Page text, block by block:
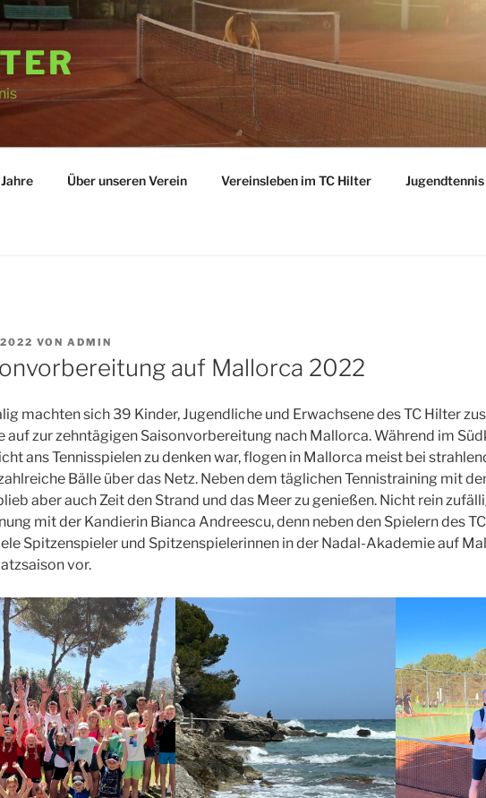
Über unseren Verein Vereinsleben im TC Hilter
VON ADMIN
auf Mallorca 2022
machten sich 39 Kinder, Jugendliche und Erwachsene des TC Hilter
auf zur zehntägigen Saisonvorbereitung nach Mallorca. Während im
ans Tennisspielen zu denken war, flogen in Mallorca meist bei
Bälle über das Netz. Neben dem täglichen Tennistraining mit
aber auch Zeit den Strand und das Meer zu genießen. Nicht rein
mit der Kandierin Bianca Andreescu, denn neben den Spielern des
Spitzenspieler und Spitzenspielerinnen in der Nadal-Akademie auf
vor.